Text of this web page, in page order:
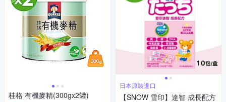
桂格 有機麥精(300gx2罐)
日本原裝進口
【SNOW 雪印】達智 成長配方